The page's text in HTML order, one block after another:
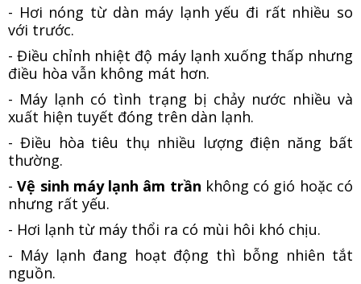
- Hơi nóng từ dàn máy lạnh yếu đi rất nhiều so
với trước.
- Điều chỉnh nhiệt độ máy lạnh xuống thấp nhưng
điều hòa vẫn không mát hơn.
- Máy lạnh có tình trạng bị chảy nước nhiều và
xuất hiện tuyết đóng trên dàn lạnh.
- Điều hòa tiêu thụ nhiều lượng điện năng bất
thường.
-Vệ sinh máy lạnh âm trần không có gió hoặc có
nhưng rất yếu.
- Hơi lạnh từ máy thổi ra có mùi hôi khó chịu.
- Máy lạnh đang hoạt động thì bỗng nhiên tắt
nguồn.